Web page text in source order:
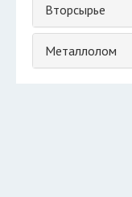
Вторсырье
Металлолом